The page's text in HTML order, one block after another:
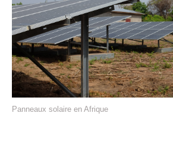
Panneaux solaire en Afrique